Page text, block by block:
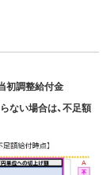
初調整給付金
ない場合は、不足額